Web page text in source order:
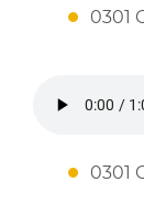
0301
0301